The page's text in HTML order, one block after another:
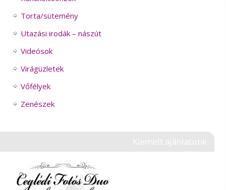
Torta/sütemény
Utazási irodák – nászút
Videósok
Virágüzletek
Vőfélyek
Zenészek
Kiemelt ajánlatunk